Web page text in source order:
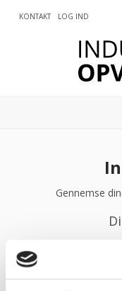
KONTAKT LOG IND
Gennemse